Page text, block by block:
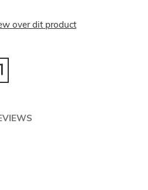
over dit product